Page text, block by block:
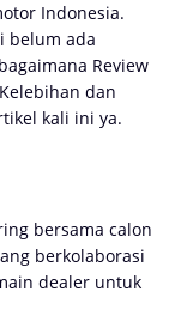
Indonesia.
belum ada
Review
dan
kali ini ya.
bersama calon
berkolaborasi
dealer untuk